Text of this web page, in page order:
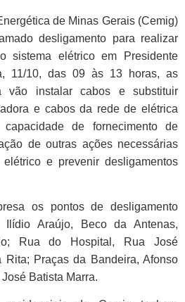
de Minas Gerais (Cemig)
desligamento para realizar
sistema elétrico em Presidente
11/10, das 09 às 13 horas, as
vão instalar cabos e substituir
e cabos da rede de elétrica
de fornecimento de
de outras ações necessárias
e prevenir desligamentos
os pontos de desligamento
Ilídio Araújo, Beco da Antenas,
Rua do Hospital, Rua José
Praças da Bandeira, Afonso
Batista Marra.